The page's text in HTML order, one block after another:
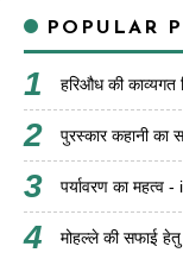
POPULAR
हरिऔध की काव्यगत
पुरस्कार कहानी
पर्यावरण का
मोहल्ले की सफाई